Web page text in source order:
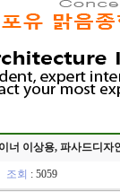
너 이상용, 파사드디
조회 : 5059